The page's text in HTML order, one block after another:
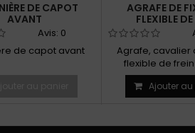
DE CAPOT
AVANT
Avis: 0
de capot avant
AGRAFE DE
FLEXIBLE
Agrafe, cavalier
flexible de
arrière
Ajouter